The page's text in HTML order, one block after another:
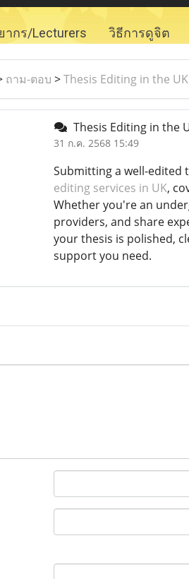
ากร/Lecturers วิธีการดูจิต
ถาม-ตอบ >Thesis Editing in the
Thesis Editing in the
31 ก.ค. 2568 15:49
Submitting a well-edited
editing services in UK,
Whether you're an
providers, and share
your thesis is polished,
support you need.